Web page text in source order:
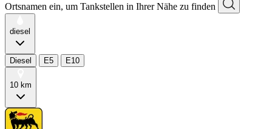
Ortsnamen ein, um Tankstellen in Ihrer Nähe zu finden
diesel
Diesel E5 E10
10 km